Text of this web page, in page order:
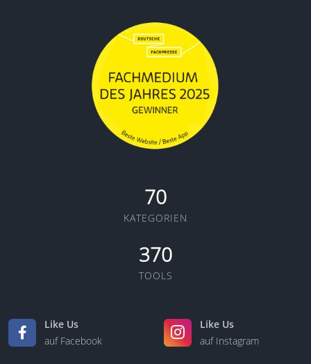
70
KATEGORIEN
370
TOOLS
Like Us
auf Facebook
Like Us
auf Instagram